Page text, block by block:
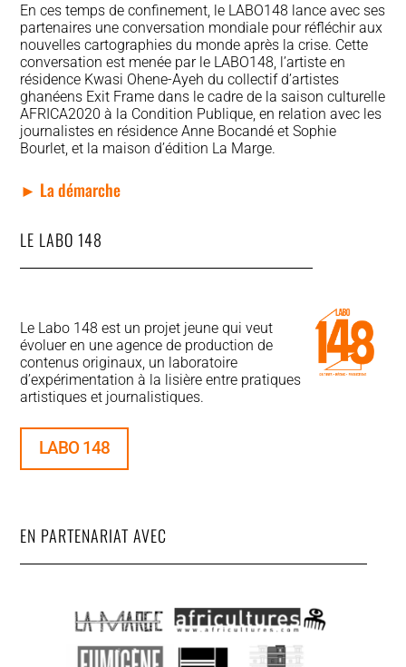
En ces temps de confinement, le LABO148 lance avec ses
partenaires une conversation mondiale pour réfléchir aux
nouvelles cartographies du monde après la crise. Cette
conversation est menée par le LABO148, l’artiste en
résidence Kwasi Ohene-Ayeh du collectif d’artistes
ghanéens Exit Frame dans le cadre de la saison culturelle
AFRICA2020 à la Condition Publique, en relation avec les
journalistes en résidence Anne Bocandé et Sophie
Bourlet, et la maison d’édition La Marge.
► La démarche
LE LABO 148
Le Labo 148 est un projet jeune qui veut
évoluer en une agence de production de
contenus originaux, un laboratoire
d’expérimentation à la lisière entre pratiques
artistiques et journalistiques.
LABO 148
EN PARTENARIAT AVEC